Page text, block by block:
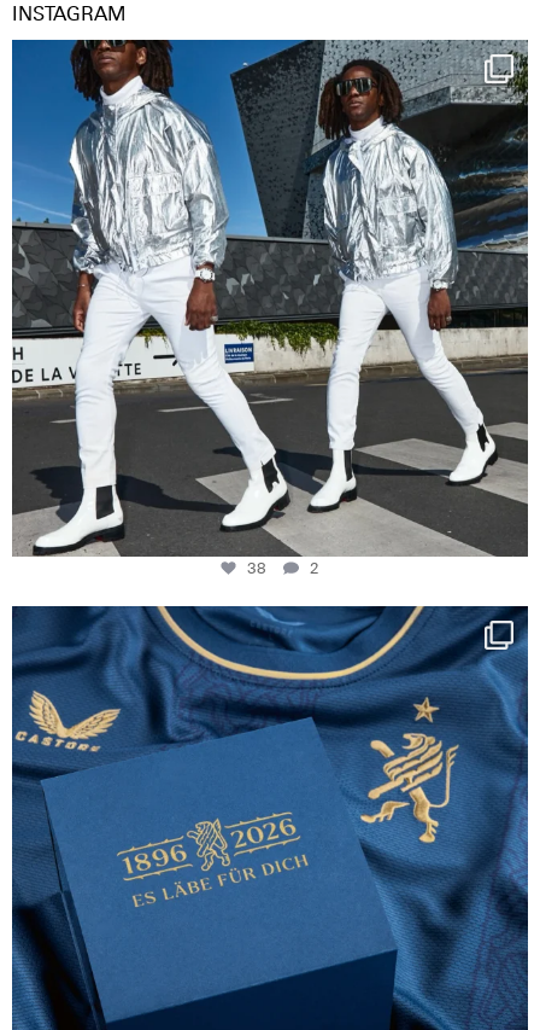
INSTAGRAM
Happy Streetparade everybody
Music in...
38
2
38 2
Happy Birthday FCZ
130 years filled ...
127
3